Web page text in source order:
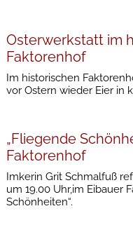
Osterwerkstatt im
Faktorenhof
Im historischen
vor Ostern wieder Eier in
„Fliegende
Faktorenhof
Imkerin Grit Schmalfuß
um 19.00 Uhr,im Eibauer
Schönheiten“.